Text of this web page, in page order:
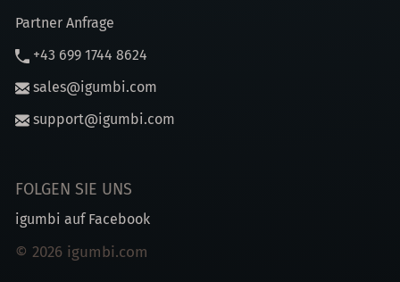
Partner Anfrage
+43 699 1744 8624
sales@igumbi.com
support@igumbi.com
FOLGEN SIE UNS
igumbi auf Facebook
© 2026 igumbi.com